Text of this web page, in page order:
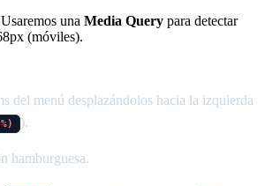
una Media Query para detectar
(móviles).
del menú desplazándolos hacia la izquierda
).
hamburguesa.